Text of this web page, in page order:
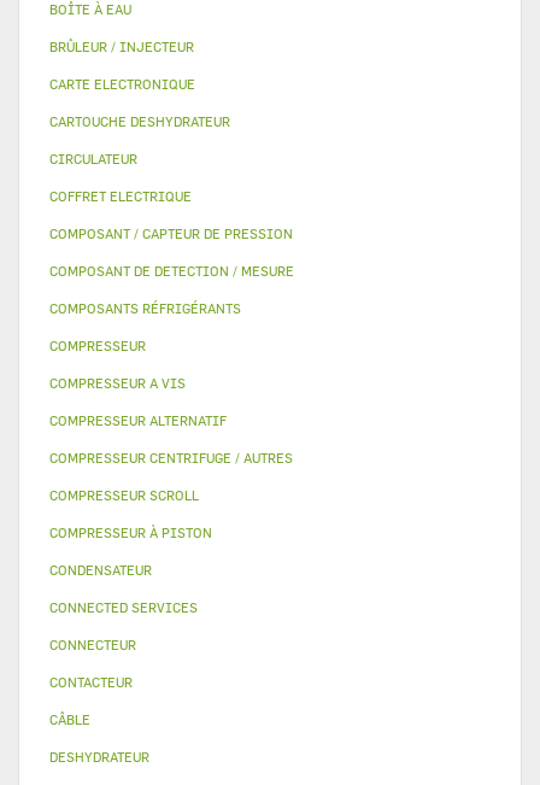
BOÎTE À EAU
BRÛLEUR / INJECTEUR
CARTE ELECTRONIQUE
CARTOUCHE DESHYDRATEUR
CIRCULATEUR
COFFRET ELECTRIQUE
COMPOSANT / CAPTEUR DE PRESSION
COMPOSANT DE DETECTION / MESURE
COMPOSANTS RÉFRIGÉRANTS
COMPRESSEUR
COMPRESSEUR A VIS
COMPRESSEUR ALTERNATIF
COMPRESSEUR CENTRIFUGE / AUTRES
COMPRESSEUR SCROLL
COMPRESSEUR À PISTON
CONDENSATEUR
CONNECTED SERVICES
CONNECTEUR
CONTACTEUR
CÂBLE
DESHYDRATEUR